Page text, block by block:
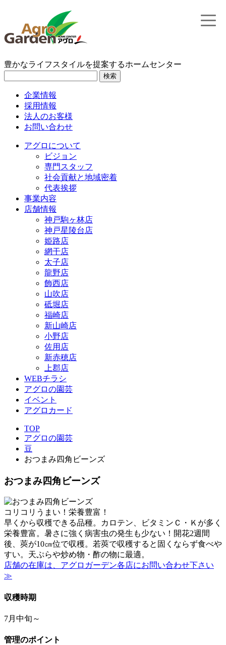
豊かなライフスタイルを提案するホームセンター
検索
企業情報
採用情報
法人のお客様
お問い合わせ
アグロについて
ビジョン
専門スタッフ
社会貢献と地域密着
代表挨拶
事業内容
店舗情報
神戸駒ヶ林店
神戸星陵台店
姫路店
網干店
太子店
龍野店
飾西店
山吹店
砥堀店
福崎店
新山崎店
小野店
佐用店
新赤穂店
上郡店
WEBチラシ
アグロの園芸
イベント
アグロカード
toggle
TOP
アグロの園芸
豆
おつまみ四角ビーンズ
おつまみ四角ビーンズ
コリコリうまい！栄養豊富！
早くから収穫できる品種。カロテン、ビタミンＣ・Ｋが多く
栄養豊富。暑さに強く病害虫の発生も少ない！開花2週間
後、莢が10㎝位で収穫。若莢で収穫すると固くならず食べや
すい。天ぷらや炒め物・酢の物に最適。
店舗の在庫は、アグロガーデン各店にお問い合わせ下さい
≫
収穫時期
7月中旬～
管理のポイント